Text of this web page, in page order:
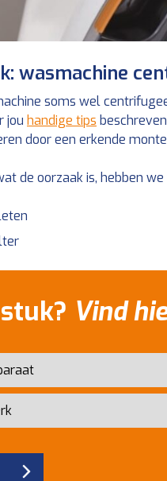
wasmachine
soms wel
jou handige tips
door een erkende
de oorzaak is, hebben
Vind